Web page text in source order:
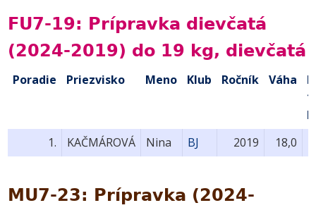
FU7-19: Prípravka dievčatá
(2024-2019) do 19 kg, dievčatá
Poradie Priezvisko Meno Klub Ročník Váha
1.
1.
KAČMÁROVÁ Nina BJ 2019 18,0
MU7-23: Prípravka (2024-